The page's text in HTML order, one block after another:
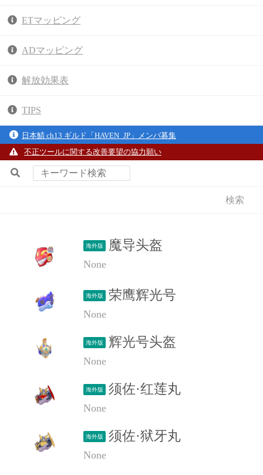
ETマッピング
ADマッピング
解放効果表
TIPS
日本鯖 ch13 ギルド「HAVEN_JP」メンバ募集
不正ツールに関する改善要望の協力願い
海外版 魔导头盔
None
海外版 荣鹰辉光号
None
海外版 辉光号头盔
None
海外版 须佐·红莲丸
None
海外版 须佐·狱牙丸
None